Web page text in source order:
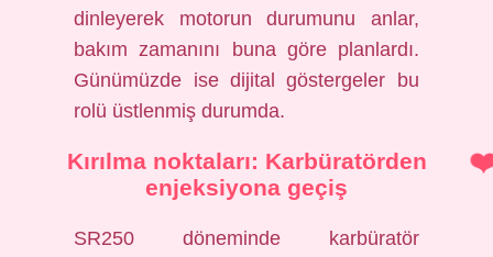
dinleyerek motorun durumunu anlar,
bakım zamanını buna göre planlardı.
Günümüzde ise dijital göstergeler bu
rolü üstlenmiş durumda.
Kırılma noktaları: Karbüratörden
enjeksiyona geçiş
SR250 döneminde karbüratör